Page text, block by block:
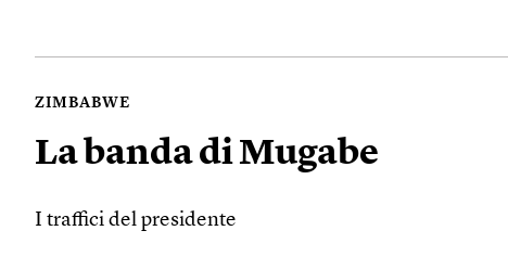
ZIMBABWE
La banda di Mugabe
I traffici del presidente